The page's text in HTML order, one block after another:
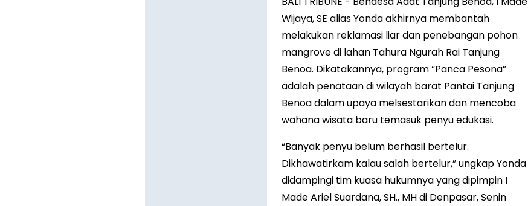
Wijaya, SE alias Yonda akhirnya membantah
melakukan reklamasi liar dan penebangan pohon
mangrove di lahan Tahura Ngurah Rai Tanjung
Benoa. Dikatakannya, program “Panca Pesona”
adalah penataan di wilayah barat Pantai Tanjung
Benoa dalam upaya melsestarikan dan mencoba
wahana wisata baru temasuk penyu edukasi.
“Banyak penyu belum berhasil bertelur.
Dikhawatirkam kalau salah bertelur,” ungkap Yonda
didampingi tim kuasa hukumnya yang dipimpin I
Made Ariel Suardana, SH., MH di Denpasar, Senin